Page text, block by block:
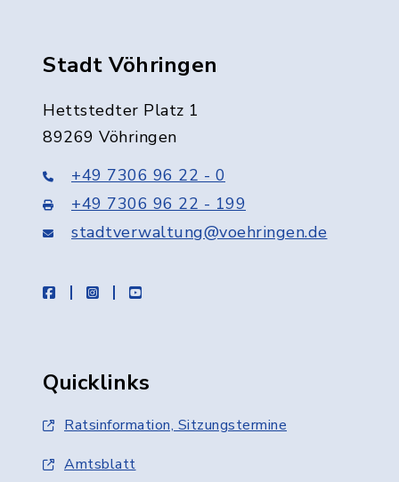
Stadt Vöhringen
Hettstedter Platz 1
89269 Vöhringen
+49 7306 96 22 - 0
+49 7306 96 22 - 199
stadtverwaltung@voehringen.de
facebookinstagramyoutube
Quicklinks
Ratsinformation, Sitzungstermine
Amtsblatt